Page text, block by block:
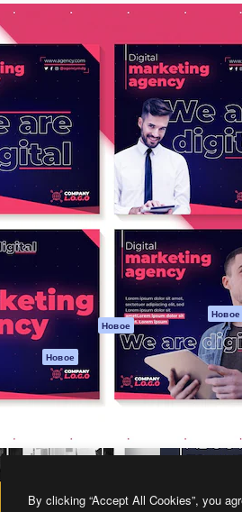
Продукция
Spaces
ИИ-помощник
Генератор
изображений ИИ
Генератор видео
ИИ
Генератор голоса
на основе ИИ
Стоковый контент
MCP для
Claude/ChatGPT
Новое
Агенты Новое
Мобильное
Все инструменты
Начать
Academy
Документация
Пакету ИИ
Служба
поддержки
Условия и
положения
Политика
Оригиналы
Новое
Политика
cookie
Центр доверия
Партнеры
By clicking “Accept All Cookies”, you